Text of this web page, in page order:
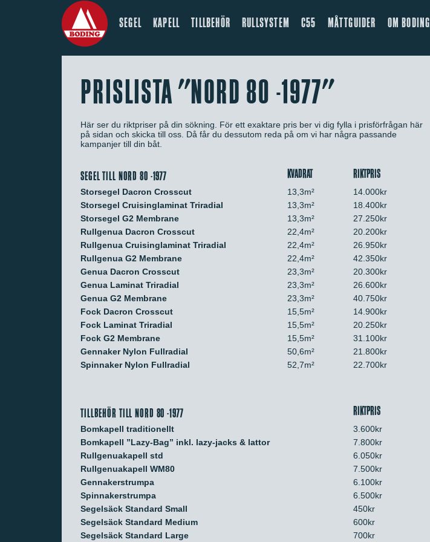
SEGEL KAPELL TILLBEHÖR RULLSYSTEM C55 MÅTTGUIDER OM BODING
PRISLISTA "NORD 80 -1977"
Här ser du riktpriser på din sökning. För ett exaktare pris ber vi dig fylla i prisförfrågan här
på sidan och skicka till oss. Då får du dessutom reda på om vi har några passande
kampanjer till din båt.
SEGEL TILL NORD 80 -1977 KVADRAT RIKTPRIS
Storsegel Dacron Crosscut 13,3m²
14.000kr
Storsegel Cruisinglaminat Triradial
13,3m²
18.400kr
Storsegel G2 Membrane
13,3m²
27.250kr
Rullgenua Dacron Crosscut
22,4m²
20.200kr
Rullgenua Cruisinglaminat Triradial
22,4m²
26.950kr
Rullgenua G2 Membrane
22,4m²
42.350kr
Genua Dacron Crosscut
23,3m²
20.300kr
Genua Laminat Triradial
23,3m²
26.600kr
Genua G2 Membrane
23,3m²
40.750kr
Fock Dacron Crosscut
15,5m²
14.900kr
Fock Laminat Triradial
15,5m²
20.250kr
Fock G2 Membrane
15,5m²
31.100kr
Gennaker Nylon Fullradial
50,6m²
21.800kr
Spinnaker Nylon Fullradial
52,7m² 22.700kr
TILLBEHÖR TILL NORD 80 -1977 RIKTPRIS
Bomkapell traditionellt
3.600kr
Bomkapell ”Lazy-Bag” inkl. lazy-jacks & lattor
7.800kr
Rullgenuakapell std
6.050kr
Rullgenuakapell WM80
7.500kr
Gennakerstrumpa
6.100kr
Spinnakerstrumpa
6.500kr
Segelsäck Standard Small
450kr
Segelsäck Standard Medium
600kr
Segelsäck Standard Large
700kr